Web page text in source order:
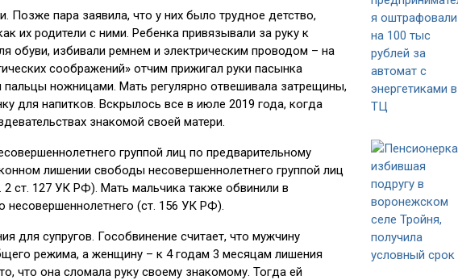
Позже пара заявила, что у них было трудное детство,
их родители с ними. Ребенка привязывали за руку к
обуви, избивали ремнем и электрическим проводом – на
соображений» отчим прижигал руки пасынка
пальцы ножницами. Мать регулярно отвешивала затрещины,
для напитков. Вскрылось все в июле 2019 года, когда
знакомой своей матери.
группой лиц по предварительному
лишении свободы несовершеннолетнего группой лиц
2 ст. 127 УК РФ). Мать мальчика также обвинили в
несовершеннолетнего (ст. 156 УК РФ).
для супругов. Гособвинение считает, что мужчину
режима, а женщину – к 4 годам 3 месяцам лишения
что она сломала руку своему знакомому. Тогда ей